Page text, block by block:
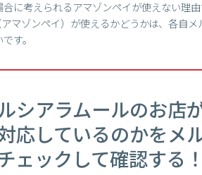
合に考えられるアマゾンペイが使えない理
マゾンペイ）が使えるかどうかは、各自
す。
シアラムールのお店
応しているのかをメ
ェックして確認する！